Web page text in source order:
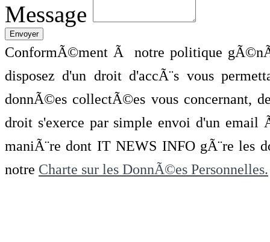
Message
ConformÃ©ment Ã notre politique
disposez d'un droit d'accÃ¨s vous
donnÃ©es collectÃ©es vous concernant,
droit s'exerce par simple envoi d'un
maniÃ¨re dont IT NEWS INFO gÃ¨re les
notre Charte sur les DonnÃ©es Personnelles.